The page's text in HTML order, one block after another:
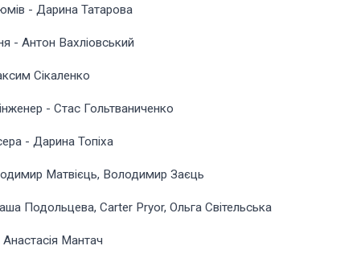
- Дарина Татарова
- Антон Вахліовський
Сікаленко
- Стас Гольтваниченко
- Дарина Топіха
Матвієць, Володимир Заєць
Подольцева, Carter Pryor, Ольга Світельська
Мантач